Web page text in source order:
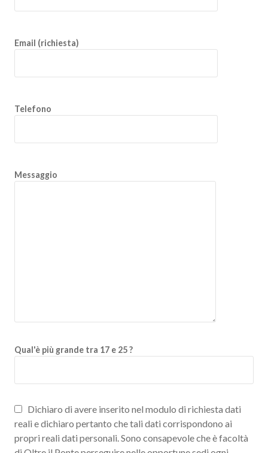
Email (richiesta)
Telefono
Messaggio
Qual'è più grande tra 17 e 25 ?
Dichiaro di avere inserito nel modulo di richiesta dati
reali e dichiaro pertanto che tali dati corrispondono ai
propri reali dati personali. Sono consapevole che è facoltà